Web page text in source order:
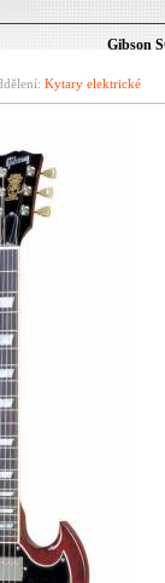
Gibson
Kytary elektrické